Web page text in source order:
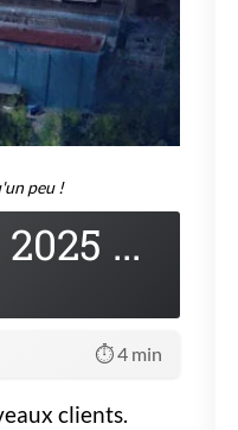
peu !
...
⏱️ 4 min
clients.